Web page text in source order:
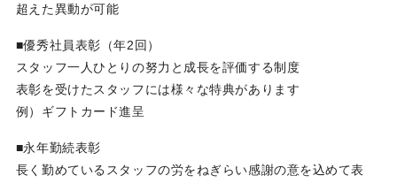
超えた異動が可能
■優秀社員表彰（年2回）
スタッフ一人ひとりの努力と成長を評価する制度
表彰を受けたスタッフには様々な特典があります
例）ギフトカード進呈
■永年勤続表彰
長く勤めているスタッフの労をねぎらい感謝の意を込めて表